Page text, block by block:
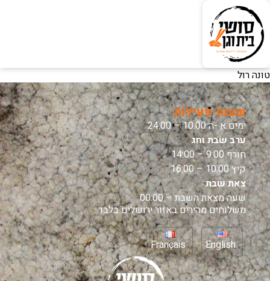
טונה רול
שעות פעילות
ימים א -ה 10:00 – 24:00
ערב שבת וחג
חורף 9:00 – 14:00
קיץ 10:00 – 16:00
צאת שבת
שעה מצאת השבת – 00:00
משלוחים מהירים באזור ירושלים בלבד
English
Français